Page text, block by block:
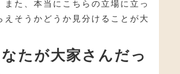
また、本当にこちらの立場に立っ
えそうかどうか見分けることが大
たが大家さんだっ